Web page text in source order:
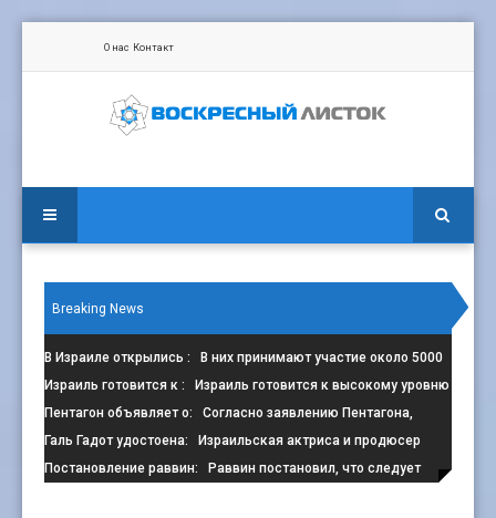
О нас Контакт
Breaking News
В Израиле открылись : В них принимают участие около 5000
сп
Израиль готовится к : Израиль готовится к высокому уровню
зПентагон объявляет о: Согласно заявлению Пентагона,
контрак
Галь Гадот удостоена: Израильская актриса и продюсер
Галь Г
Постановление раввин: Раввин постановил, что следует